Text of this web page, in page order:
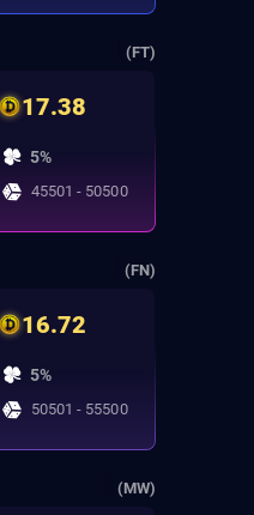
(FT)
17.38
5%
45501 - 50500
(FN)
16.72
5%
50501 - 55500
(MW)